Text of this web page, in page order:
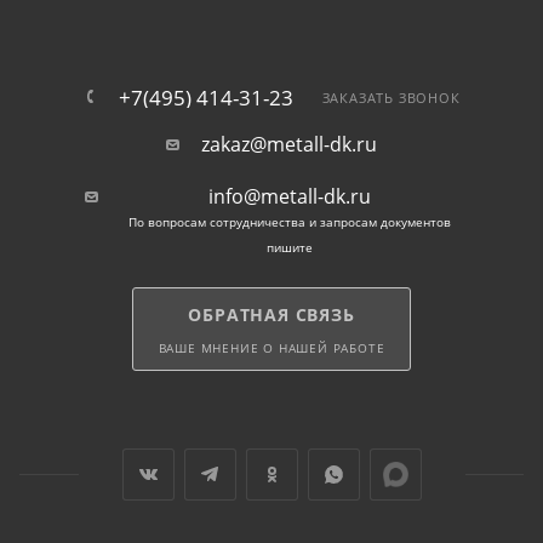
диапазоне до 16 МПа.
+7(495) 414-31-23 ЗАКАЗАТЬ ЗВОНОК
zakaz@metall-dk.ru
info@metall-dk.ru
По вопросам сотрудничества и запросам документов
пишите
ОБРАТНАЯ СВЯЗЬ
ВАШЕ МНЕНИЕ О НАШЕЙ РАБОТЕ